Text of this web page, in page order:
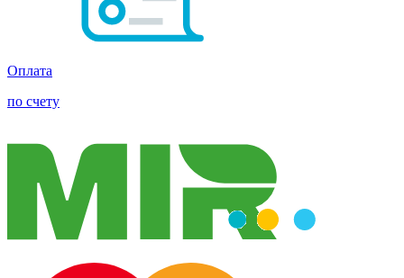
Оплата
по счету